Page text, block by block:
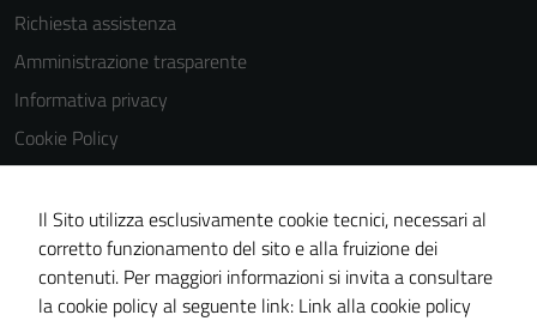
Richiesta assistenza
Amministrazione trasparente
Informativa privacy
Cookie Policy
Note legali
Dichiarazione di accessibilità
Obiettivi di accessibilità
Piano di miglioramento del sito
Il Sito utilizza esclusivamente cookie tecnici, necessari al
corretto funzionamento del sito e alla fruizione dei
contenuti. Per maggiori informazioni si invita a consultare
la cookie policy al seguente link: Link alla cookie policy